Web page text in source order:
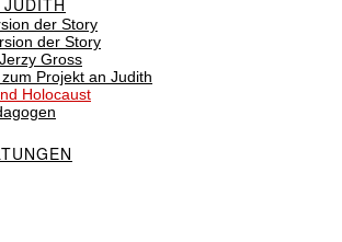
der Story
der Story
Gross
Projekt an Judith
Holocaust